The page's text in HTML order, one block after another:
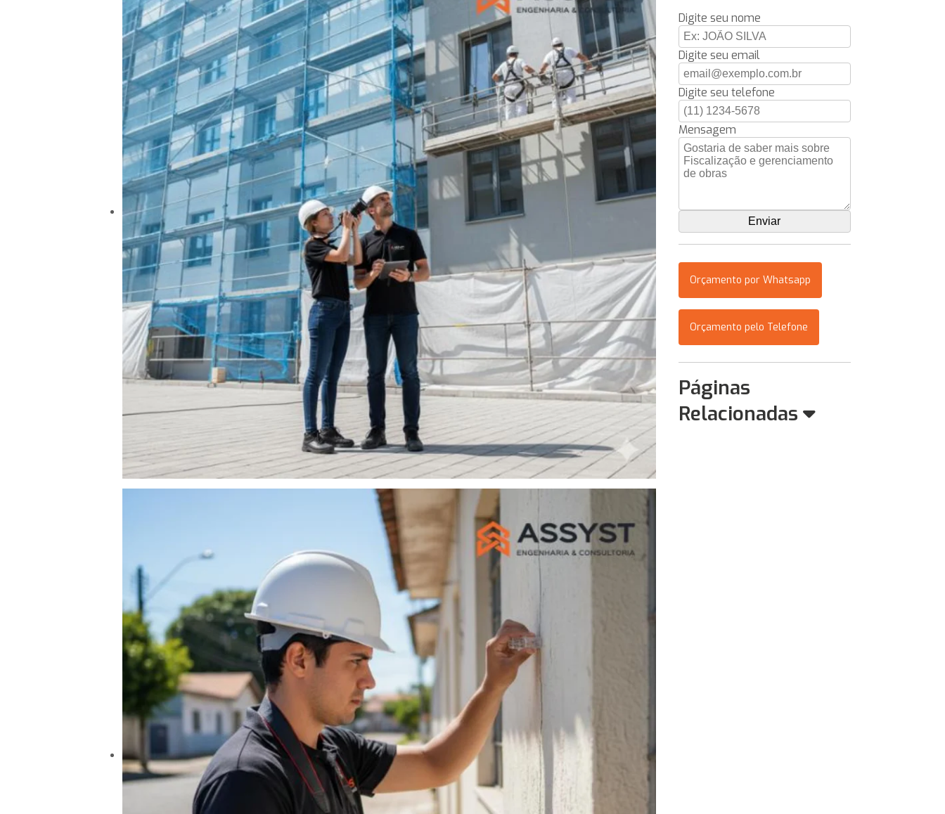
Digite seu nome
Digite seu email
Digite seu telefone
Mensagem
Orçamento por Whatsapp
Orçamento pelo Telefone
Páginas
Relacionadas